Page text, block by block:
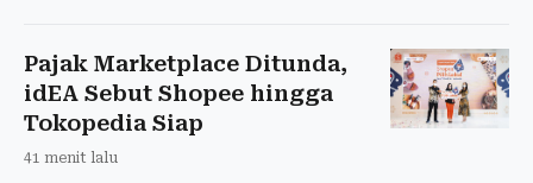
Pajak Marketplace Ditunda,
idEA Sebut Shopee hingga
Tokopedia Siap
41 menit lalu